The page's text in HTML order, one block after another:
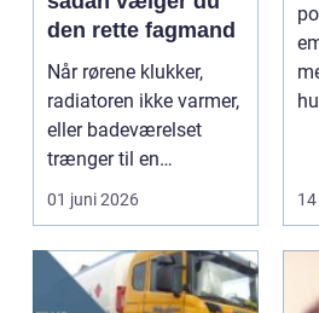
den rette fagmand
Når rørene klukker,
radiatoren ikke varmer,
eller badeværelset
trænger til en
gennemgribende
renover...
01 juni 2026